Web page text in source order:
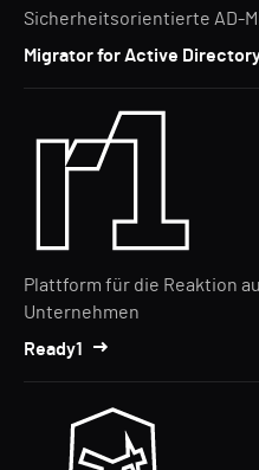
Sicherheitsorientierte AD-
Migrator for Active
Plattform für die Reaktion
Unternehmen
Ready1